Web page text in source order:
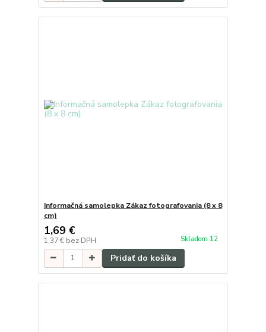
Informačná samolepka Zákaz fotografovania (8 x 8
cm)
1,69 €
1,37 € bez DPH Skladom 12
Pridať do košíka